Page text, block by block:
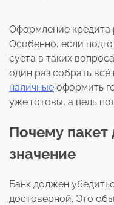
Оформление кредита
Особенно, если
суета в таких
один раз собрать
наличные оформить
уже готовы, а цель
Почему
значение
Банк должен
достоверной. Это